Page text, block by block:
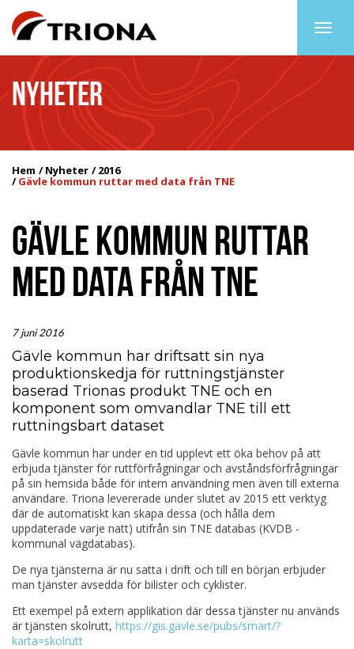
NYHETER
Hem Nyheter 2016
Gävle kommun ruttar med data från TNE
GÄVLE KOMMUN RUTTAR
MED DATA FRÅN TNE
7 juni 2016
Gävle kommun har driftsatt sin nya
produktionskedja för ruttningstjänster
baserad Trionas produkt TNE och en
komponent som omvandlar TNE till ett
ruttningsbart dataset
Gävle kommun har under en tid upplevt ett öka behov på att
erbjuda tjänster för ruttförfrågningar och avståndsförfrågningar
på sin hemsida både för intern användning men även till externa
användare. Triona levererade under slutet av 2015 ett verktyg
där de automatiskt kan skapa dessa (och hålla dem
uppdaterade varje natt) utifrån sin TNE databas (KVDB -
kommunal vägdatabas).
De nya tjänsterna är nu satta i drift och till en början erbjuder
man tjänster avsedda för bilister och cyklister.
Ett exempel på extern applikation där dessa tjänster nu används
är tjänsten skolrutt, https://gis.gavle.se/pubs/smart/?
karta=skolrutt